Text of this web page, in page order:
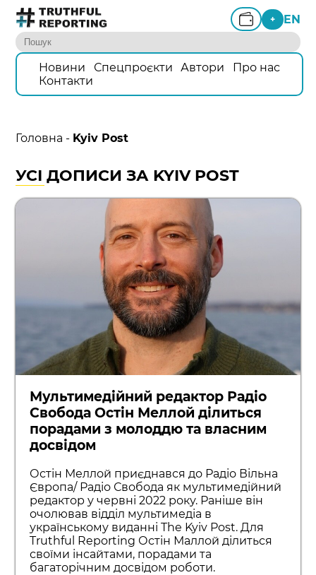
+ EN
Новини Спецпроєкти Автори
Про нас
Контакти
Головна - Kyiv Post
УСІ ДОПИСИ ЗА KYIV POST
Мультимедійний редактор Радіо
Свобода Остін Меллой ділиться
порадами з молоддю та власним
досвідом
Остін Меллой приєднався до Радіо Вільна
Європа/ Радіо Свобода як мультимедійний
редактор у червні 2022 року. Раніше він
очолював відділ мультимедіа в
українському виданні The Kyiv Post. Для
Truthful Reporting Остін Маллой ділиться
своїми інсайтами, порадами та
багаторічним досвідом роботи.